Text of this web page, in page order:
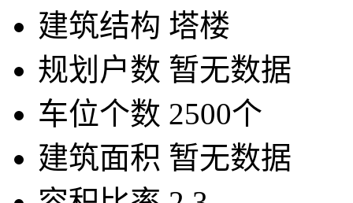
建筑结构 塔楼
规划户数 暂无数据
车位个数 2500个
建筑面积 暂无数据